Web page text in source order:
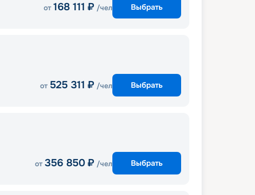
от 168 111 ₽ /чел Выбрать
от 525 311 ₽ /чел Выбрать
от 356 850 ₽ /чел Выбрать